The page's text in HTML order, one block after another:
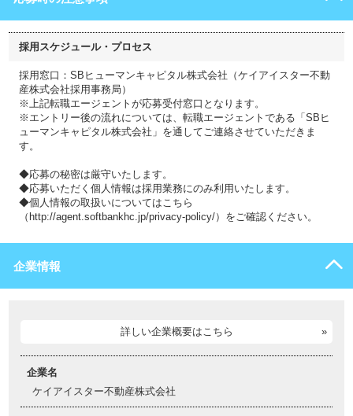
採用スケジュール・プロセス
採用窓口：SBヒューマンキャピタル株式会社（ケイアイスター不動
産株式会社採用事務局）
※上記転職エージェントが応募受付窓口となります。
※エントリー後の流れについては、転職エージェントである「SBヒ
ューマンキャピタル株式会社」を通してご連絡させていただきま
す。
◆応募の秘密は厳守いたします。
◆応募いただく個人情報は採用業務にのみ利用いたします。
◆個人情報の取扱いについてはこちら
（http://agent.softbankhc.jp/privacy-policy/）をご確認ください。
企業情報
詳しい企業概要はこちら
企業名
ケイアイスター不動産株式会社